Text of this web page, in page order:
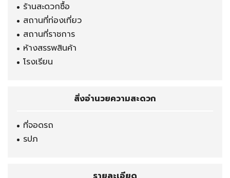
ร้านสะดวกซื้อ
สถานที่ท่องเที่ยว
สถานที่ราชการ
ห้างสรรพสินค้า
โรงเรียน
สิ่งอำนวยความสะดวก
ที่จอดรถ
รปภ